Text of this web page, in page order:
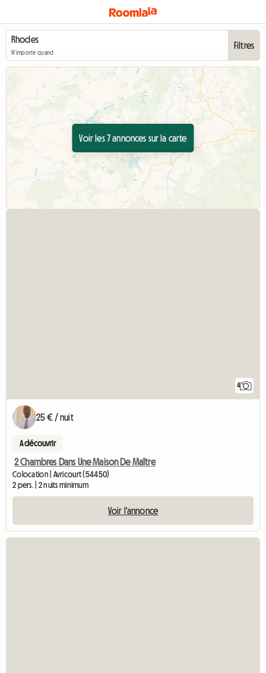
N'importe quand
Filtres
Voir les 7 annonces sur la carte
4
25 € / nuit
A découvrir
2 Chambres Dans Une Maison De Maître
Colocation | Avricourt (54450)
2 pers. | 2 nuits minimum
Voir l'annonce